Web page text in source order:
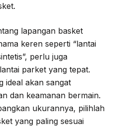
lapangan basket
keren seperti “lantai
perlu juga
parket yang tepat.
ideal akan sangat
dan keamanan bermain.
ukurannya, pilihlah
yang paling sesuai